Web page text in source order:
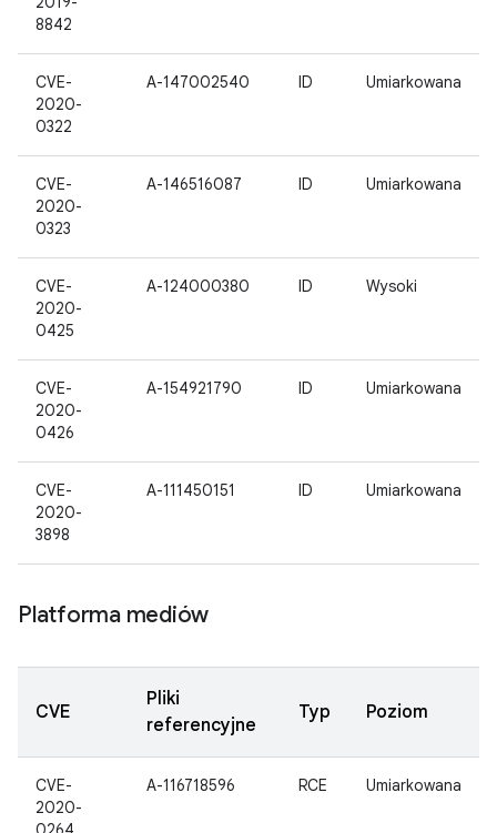
8842
CVE-
2020-
0322
A-147002540 ID Umiarkowana
CVE-
2020-
0323
A-146516087 ID Umiarkowana
CVE-
2020-
0425
A-124000380 ID Wysoki
CVE-
2020-
0426
A-154921790 ID Umiarkowana
CVE-
2020-
3898
A-111450151 ID Umiarkowana
Platforma mediów
CVE
Pliki
referencyjne
Typ Poziom
CVE-
2020-
A-116718596 RCE Umiarkowana